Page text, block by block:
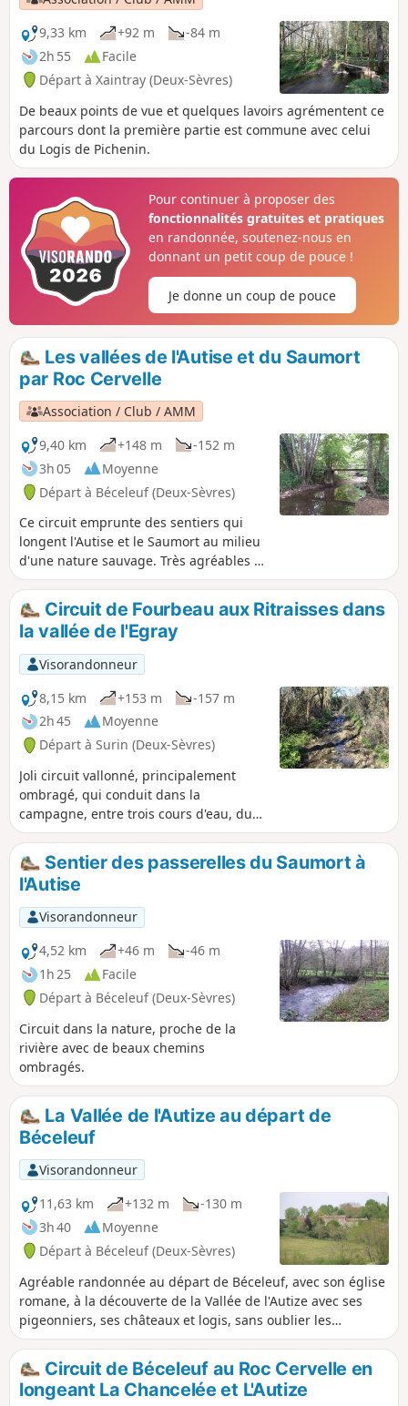
9,33 km
+92 m
-84 m
2h 55
Facile
Départ à Xaintray (Deux-Sèvres)
De beaux points de vue et quelques lavoirs agrémentent ce
parcours dont la première partie est commune avec celui
du Logis de Pichenin.
Pour continuer à proposer des
fonctionnalités gratuites et pratiques
en randonnée, soutenez-nous en
donnant un petit coup de pouce !
Je donne un coup de pouce
Les vallées de l'Autise et du Saumort
par Roc Cervelle
Association / Club / AMM
9,40 km
+148 m
-152 m
3h 05
Moyenne
Départ à Béceleuf (Deux-Sèvres)
Ce circuit emprunte des sentiers qui
longent l'Autise et le Saumort au milieu
d'une nature sauvage. Très agréables à
la belle saison, certaines portions de ces
chemins peuvent parfois être inondées
ou difficiles par temps de pluie.
Circuit de Fourbeau aux Ritraisses dans
la vallée de l'Egray
Visorandonneur
8,15 km
+153 m
-157 m
2h 45
Moyenne
Départ à Surin (Deux-Sèvres)
Joli circuit vallonné, principalement
ombragé, qui conduit dans la
campagne, entre trois cours d'eau, du
village de Fourbeau aux Ritraisses par
deux chemins différents.
Sentier des passerelles du Saumort à
l'Autise
Visorandonneur
4,52 km
+46 m
-46 m
1h 25
Facile
Départ à Béceleuf (Deux-Sèvres)
Circuit dans la nature, proche de la
rivière avec de beaux chemins
ombragés.
La Vallée de l'Autize au départ de
Béceleuf
Visorandonneur
11,63 km
+132 m
-130 m
3h 40
Moyenne
Départ à Béceleuf (Deux-Sèvres)
Agréable randonnée au départ de Béceleuf, avec son église
romane, à la découverte de la Vallée de l'Autize avec ses
pigeonniers, ses châteaux et logis, sans oublier les
nombreux lavoirs et moulins de ce secteur riche en
patrimoine et en nature, comme le Chêne de Pouzay. Au fil
de la promenade, ne pas manquer d'observer les barrières
de Gâtine, témoins du passé.
Circuit de Béceleuf au Roc Cervelle en
longeant La Chancelée et L'Autize